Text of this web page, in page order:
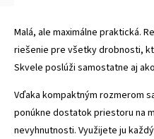
Malá, ale maximálne praktická.
riešenie pre všetky drobnosti,
Skvele poslúži samostatne aj
Vďaka kompaktným rozmerom
ponúkne dostatok priestoru na
nevyhnutnosti. Využijete ju